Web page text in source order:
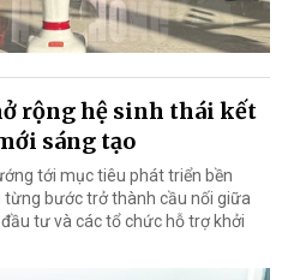
rộng hệ sinh thái kết
sáng tạo
tới mục tiêu phát triển bền
từng bước trở thành cầu nối giữa
tư và các tổ chức hỗ trợ khởi